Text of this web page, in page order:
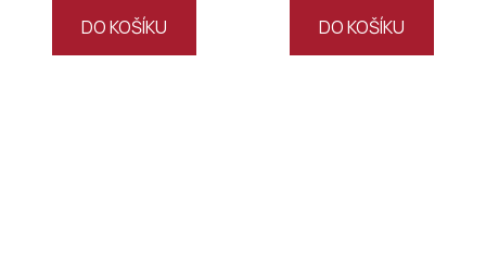
DO KOŠÍKU DO KOŠÍKU